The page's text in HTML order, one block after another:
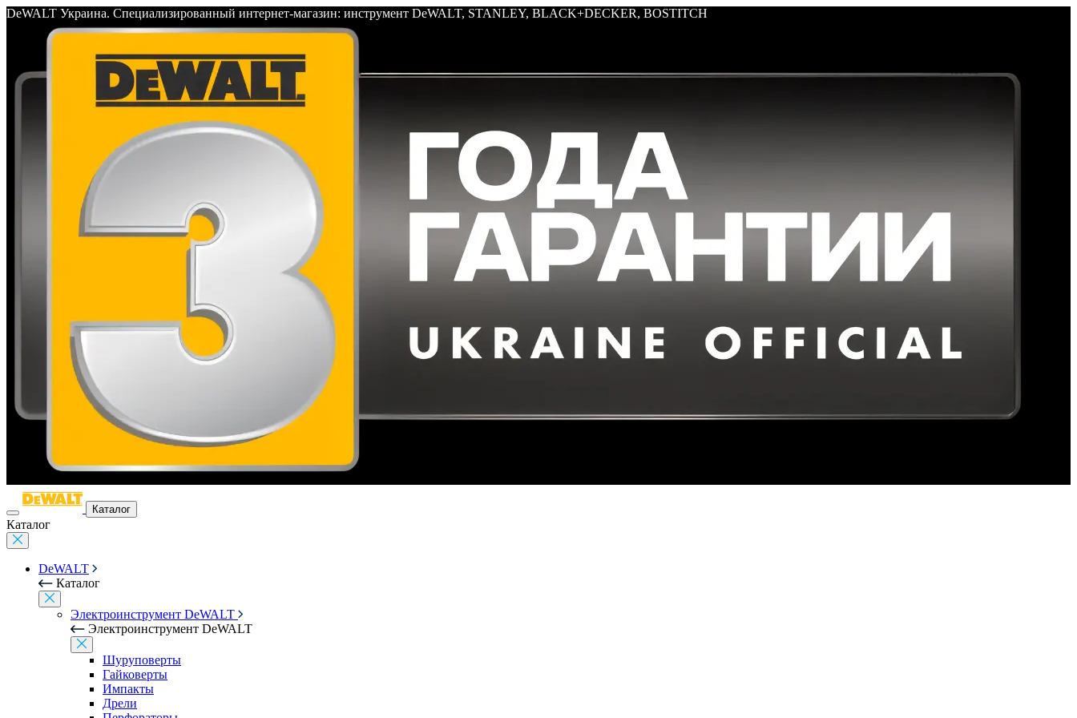
DeWALT Украина. Специализированный интернет-магазин: инструмент DeWALT, STANLEY, BLACK+DECKER, BOSTITCH
Каталог
Каталог
DeWALT
Каталог
Электроинструмент DeWALT
Электроинструмент DeWALT
Шуруповерты
Гайковерты
Импакты
Дрели